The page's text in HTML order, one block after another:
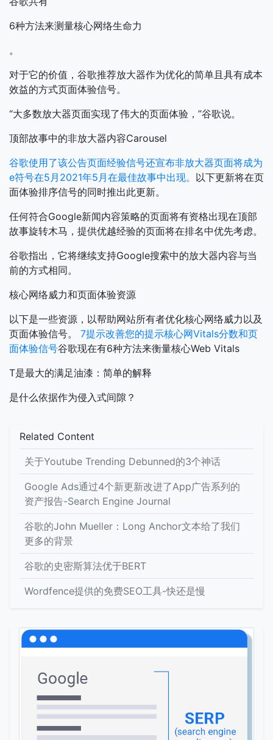
6种方法来测量核心网络生命力
。
对于它的价值，谷歌推荐放大器作为优化的简单且具有成本
效益的方式页面体验信号。
“大多数放大器页面实现了伟大的页面体验，”谷歌说。
顶部故事中的非放大器内容Carousel
谷歌使用了该公告页面经验信号还宣布非放大器页面将成为
e符号在5月2021年5月在最佳故事中出现。 以下更新将在页
面体验排序信号的同时推出此更新。
任何符合Google新闻内容策略的页面将有资格出现在顶部
故事旋转木马，提供优越经验的页面将在排名中优先考虑。
谷歌指出，它将继续支持Google搜索中的放大器内容与当
前的方式相同。
核心网络威力和页面体验资源
以下是一些资源，以帮助网站所有者优化核心网络威力以及
页面体验信号。
7提示改善您的提示核心网Vitals分数和页
面体验信号谷歌现在有6种方法来衡量核心Web Vitals
T是最大的满足油漆：简单的解释
是什么依据作为侵入式间隙？
Related Content
关于Youtube Trending Debunned的3个神话
Google Ads通过4个新更新改进了App广告系列的
资产报告-Search Engine Journal
谷歌的John Mueller：Long Anchor文本给了我们
更多的背景
谷歌的史密斯算法优于BERT
Wordfence提供的免费SEO工具-快还是慢